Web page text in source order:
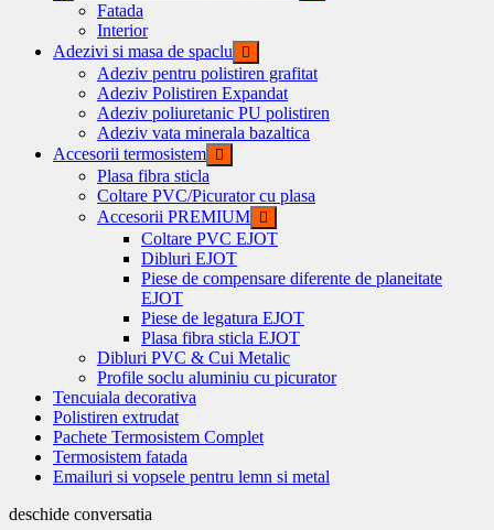
Fatada
Interior
Adezivi si masa de spaclu
Adeziv pentru polistiren grafitat
Adeziv Polistiren Expandat
Adeziv poliuretanic PU polistiren
Adeziv vata minerala bazaltica
Accesorii termosistem
Plasa fibra sticla
Coltare PVC/Picurator cu plasa
Accesorii PREMIUM
Coltare PVC EJOT
Dibluri EJOT
Piese de compensare diferente de planeitate
EJOT
Piese de legatura EJOT
Plasa fibra sticla EJOT
Dibluri PVC & Cui Metalic
Profile soclu aluminiu cu picurator
Tencuiala decorativa
Polistiren extrudat
Pachete Termosistem Complet
Termosistem fatada
Emailuri si vopsele pentru lemn si metal
deschide conversatia